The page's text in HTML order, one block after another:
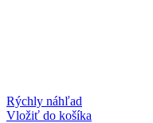
Rýchly náhľad
Vložiť do košíka